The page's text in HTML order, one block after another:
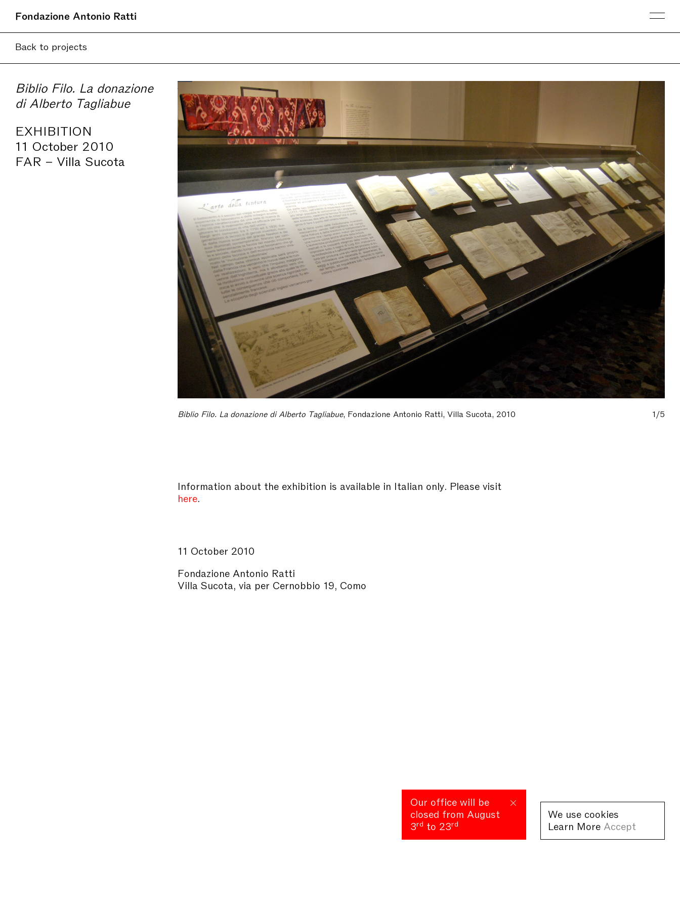
Fondazione Antonio Ratti
Back to projects
Biblio Filo. La donazione
di Alberto Tagliabue
EXHIBITION
11 October 2010
FAR – Villa Sucota
Biblio Filo. La donazione di Alberto Tagliabue, Fondazione Antonio Ratti, Villa Sucota, 2010 1/5
Information about the exhibition is available in Italian only. Please visit
here
11 October 2010
Fondazione Antonio Ratti
Villa Sucota, via per Cernobbio 19, Como
Our office will be
closed from August
3rd to 23rd
We use cookies
Learn More Accept